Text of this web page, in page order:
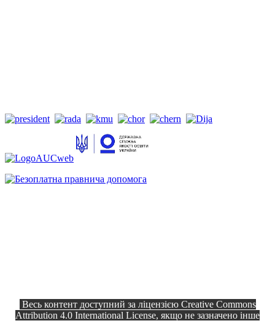
Весь контент доступний за ліцензією Creative Commons
Attribution 4.0 International License, якщо не зазначено інше